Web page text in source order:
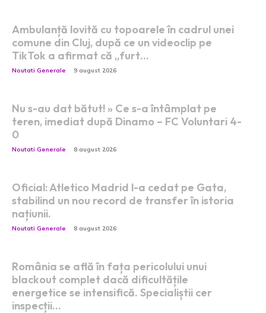
Ambulanță lovită cu topoarele în cadrul unei
comune din Cluj, după ce un videoclip pe
TikTok a afirmat că „furt…
Noutati Generale 9 august 2026
Nu s-au dat bătut! » Ce s-a întâmplat pe
teren, imediat după Dinamo – FC Voluntari 4-
0
Noutati Generale 8 august 2026
Oficial: Atletico Madrid l-a cedat pe Gata,
stabilind un nou record de transfer în istoria
națiunii.
Noutati Generale 8 august 2026
România se află în fața pericolului unui
blackout complet dacă dificultățile
energetice se intensifică. Specialiștii cer
inspecții…